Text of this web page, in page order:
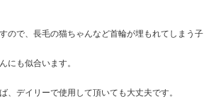
ので、長毛の猫ちゃんなど首輪が埋もれてしまう子
にも似合います。
、デイリーで使用して頂いても大丈夫です。